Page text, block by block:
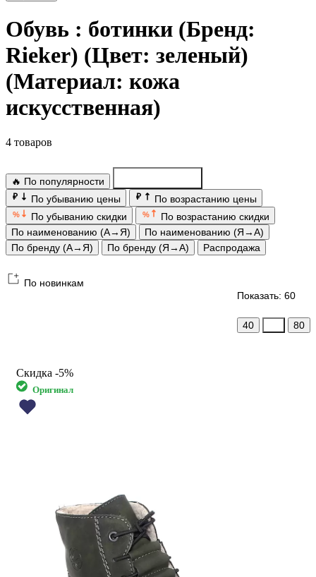
Обувь : ботинки (Бренд:
Rieker) (Цвет: зеленый)
(Материал: кожа
искусственная)
4 товаров
🔥 По популярности
₽ По убыванию цены ₽ По возрастанию цены
% По убыванию скидки %
По возрастанию скидки
По наименованию (А→Я)
По наименованию (Я→А)
По бренду (А→Я)
По бренду (Я→А) Распродажа
По новинкам
Показать: 60
40 80
Скидка -5%
Оригинал